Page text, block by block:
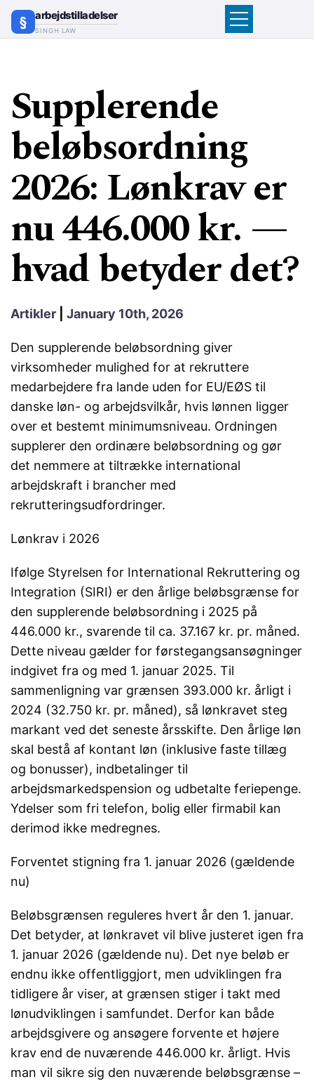
arbejdstilladelser
SINGH LAW
Supplerende
beløbsordning
2026: Lønkrav er
nu 446.000 kr. —
hvad betyder det?
Artikler January 10th, 2026
Den supplerende beløbsordning giver
virksomheder mulighed for at rekruttere
medarbejdere fra lande uden for EU/EØS til
danske løn- og arbejdsvilkår, hvis lønnen ligger
over et bestemt minimumsniveau. Ordningen
supplerer den ordinære beløbsordning og gør
det nemmere at tiltrække international
arbejdskraft i brancher med
rekrutteringsudfordringer.
Lønkrav i 2026
Ifølge Styrelsen for International Rekruttering og
Integration (SIRI) er den årlige beløbsgrænse for
den supplerende beløbsordning i 2025 på
446.000 kr., svarende til ca. 37.167 kr. pr. måned.
Dette niveau gælder for førstegangsansøgninger
indgivet fra og med 1. januar 2025. Til
sammenligning var grænsen 393.000 kr. årligt i
2024 (32.750 kr. pr. måned), så lønkravet steg
markant ved det seneste årsskifte. Den årlige løn
skal bestå af kontant løn (inklusive faste tillæg
og bonusser), indbetalinger til
arbejdsmarkedspension og udbetalte feriepenge.
Ydelser som fri telefon, bolig eller firmabil kan
derimod ikke medregnes.
Forventet stigning fra 1. januar 2026 (gældende
nu)
Beløbsgrænsen reguleres hvert år den 1. januar.
Det betyder, at lønkravet vil blive justeret igen fra
1. januar 2026 (gældende nu). Det nye beløb er
endnu ikke offentliggjort, men udviklingen fra
tidligere år viser, at grænsen stiger i takt med
lønudviklingen i samfundet. Derfor kan både
arbejdsgivere og ansøgere forvente et højere
krav end de nuværende 446.000 kr. årligt. Hvis
man vil sikre sig den nuværende beløbsgrænse –